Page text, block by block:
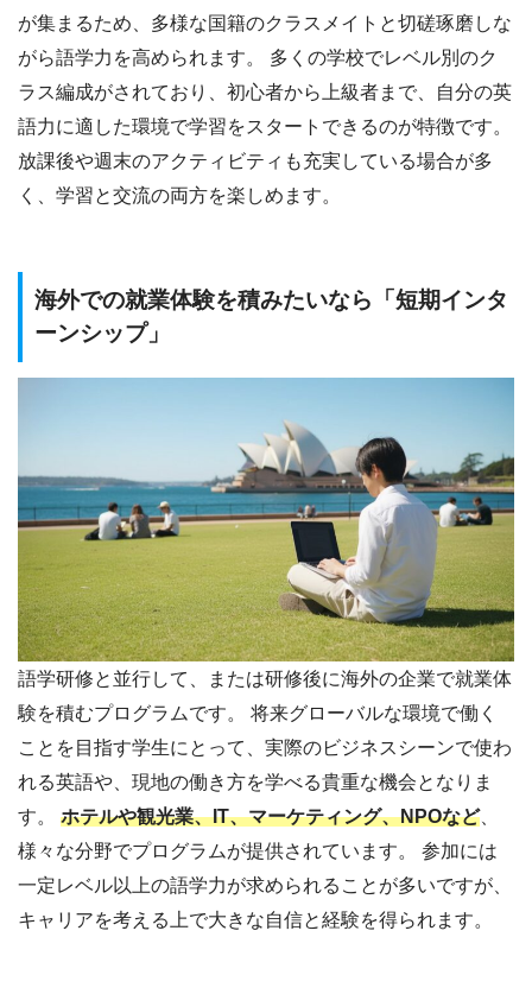
が集まるため、多様な国籍のクラスメイトと切磋琢磨しな
がら語学力を高められます。 多くの学校でレベル別のク
ラス編成がされており、初心者から上級者まで、自分の英
語力に適した環境で学習をスタートできるのが特徴です。
放課後や週末のアクティビティも充実している場合が多
く、学習と交流の両方を楽しめます。
海外での就業体験を積みたいなら「短期インタ
ーンシップ」
語学研修と並行して、または研修後に海外の企業で就業体
験を積むプログラムです。 将来グローバルな環境で働く
ことを目指す学生にとって、実際のビジネスシーンで使わ
れる英語や、現地の働き方を学べる貴重な機会となりま
す。 ホテルや観光業、IT、マーケティング、NPOなど、
様々な分野でプログラムが提供されています。 参加には
一定レベル以上の語学力が求められることが多いですが、
キャリアを考える上で大きな自信と経験を得られます。